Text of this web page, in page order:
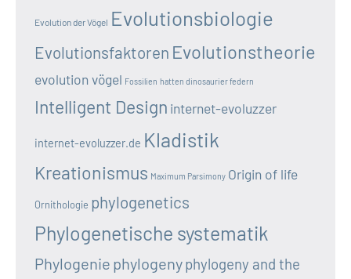
Evolution der Vögel Evolutionsbiologie
Evolutionsfaktoren Evolutionstheorie
evolution vögel Fossilien hatten dinosaurier federn
Intelligent Design internet-evoluzzer
internet-evoluzzer.de Kladistik
Kreationismus Maximum Parsimony Origin of life
Ornithologie phylogenetics
Phylogenetische systematik
Phylogenie phylogenyphylogeny and the